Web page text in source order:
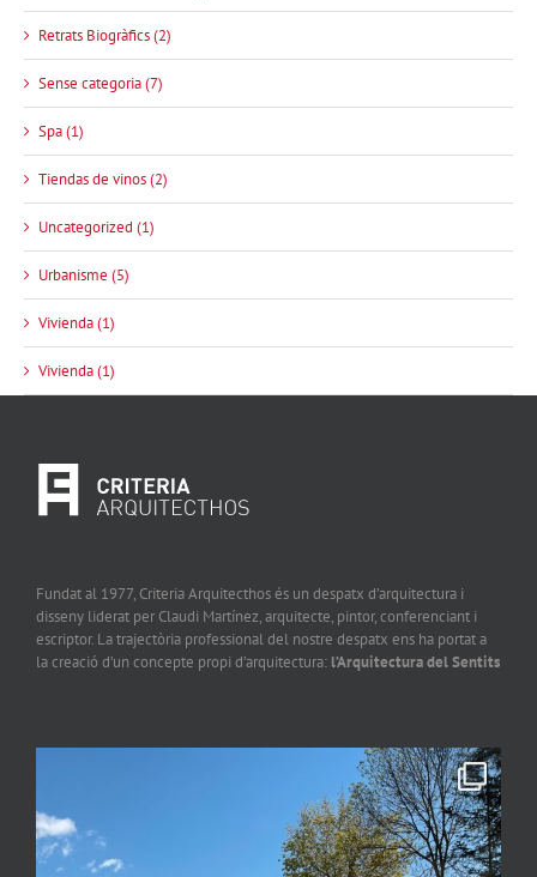
Retrats Biogràfics (2)
Sense categoria (7)
Spa (1)
Tiendas de vinos (2)
Uncategorized (1)
Urbanisme (5)
Vivienda (1)
Vivienda (1)
Fundat al 1977, Criteria Arquitecthos és un despatx d’arquitectura i
disseny liderat per Claudi Martínez, arquitecte, pintor, conferenciant i
escriptor. La trajectòria professional del nostre despatx ens ha portat a
la creació d’un concepte propi d’arquitectura: l’Arquitectura del Sentits